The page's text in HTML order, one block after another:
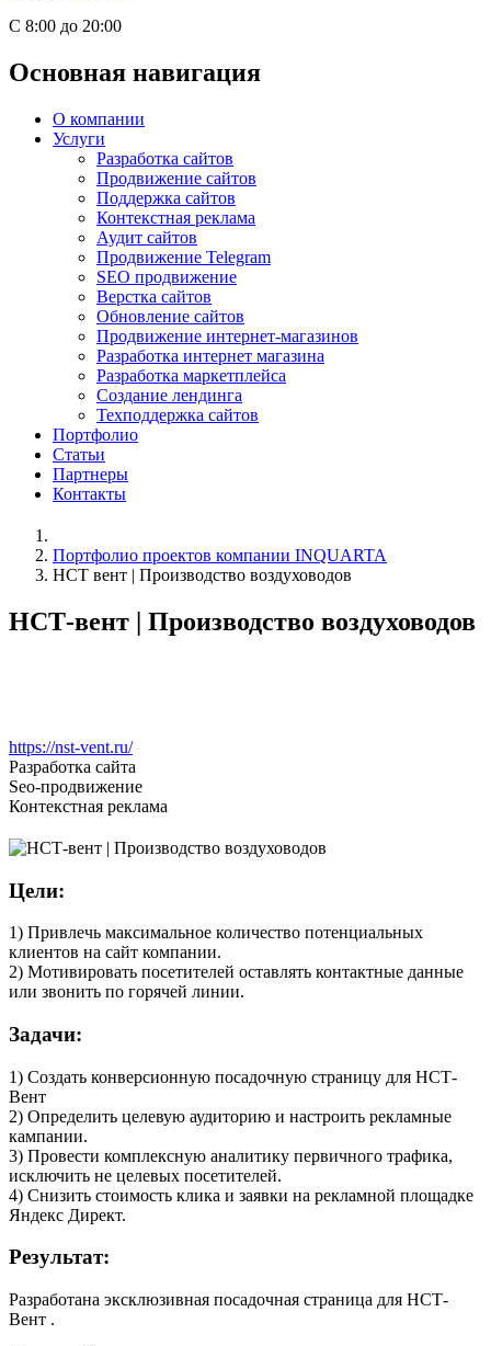
С 8:00 до 20:00
Основная навигация
О компании
Услуги
Разработка сайтов
Продвижение сайтов
Поддержка сайтов
Контекстная реклама
Аудит сайтов
Продвижение Telegram
SEO продвижение
Верстка сайтов
Обновление сайтов
Продвижение интернет-магазинов
Разработка интернет магазина
Разработка маркетплейса
Создание лендинга
Техподдержка сайтов
Портфолио
Статьи
Партнеры
Контакты
Портфолио проектов компании INQUARTA
НСТ вент | Производство воздуховодов
НСТ-вент | Производство воздуховодов
https://nst-vent.ru/
Разработка сайта
Seo-продвижение
Контекстная реклама
Цели:
1) Привлечь максимальное количество потенциальных
клиентов на сайт компании.
2) Мотивировать посетителей оставлять контактные данные
или звонить по горячей линии.
Задачи:
1) Создать конверсионную посадочную страницу для НСТ-
Вент
2) Определить целевую аудиторию и настроить рекламные
кампании.
3) Провести комплексную аналитику первичного трафика,
исключить не целевых посетителей.
4) Снизить стоимость клика и заявки на рекламной площадке
Яндекс Директ.
Результат:
Разработана эксклюзивная посадочная страница для НСТ-
Вент .